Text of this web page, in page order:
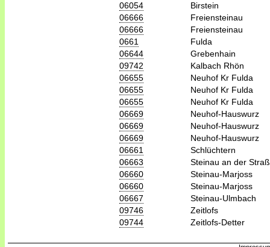
06054
Birstein
06666
Freiensteinau
06666
Freiensteinau
0661
Fulda
06644
Grebenhain
09742
Kalbach Rhön
06655
Neuhof Kr Fulda
06655
Neuhof Kr Fulda
06655
Neuhof Kr Fulda
06669
Neuhof-Hauswurz
06669
Neuhof-Hauswurz
06669
Neuhof-Hauswurz
06661
Schlüchtern
06663
Steinau an der
06660
Steinau-Marjoss
06660
Steinau-Marjoss
06667
Steinau-Ulmbach
09746
Zeitlofs
09744
Zeitlofs-Detter